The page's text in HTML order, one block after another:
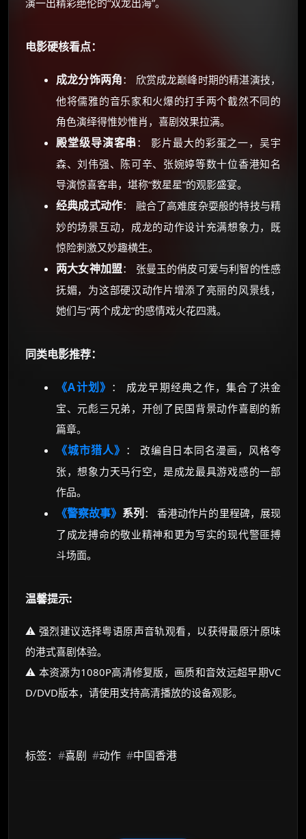
演一出精彩绝伦的“双龙出海”。
电影硬核看点：
成龙分饰两角： 欣赏成龙巅峰时期的精湛演技，
他将儒雅的音乐家和火爆的打手两个截然不同的
角色演绎得惟妙惟肖，喜剧效果拉满。
殿堂级导演客串 ： 影片最大的彩蛋之一，吴宇
森、刘伟强、陈可辛、张婉婷等数十位香港知名
导演惊喜客串，堪称“数星星”的观影盛宴。
经典成式动作： 融合了高难度杂耍般的特技与精
妙的场景互动，成龙的动作设计充满想象力，既
惊险刺激又妙趣横生。
两大女神加盟： 张曼玉的俏皮可爱与利智的性感
抚媚，为这部硬汉动作片增添了亮丽的风景线，
她们与“两个成龙”的感情戏火花四溅。
同类电影推荐：
《A计划》 ： 成龙早期经典之作，集合了洪金
宝、元彪三兄弟，开创了民国背景动作喜剧的新
篇章。
《城市猎人》 ： 改编自日本同名漫画，风格夸
张，想象力天马行空，是成龙最具游戏感的一部
作品。
《警察故事》 系列 ： 香港动作片的里程碑，展现
了成龙搏命的敬业精神和更为写实的现代警匪搏
斗场面。
温馨提示:
⚠️ 强烈建议选择粤语原声音轨观看，以获得最原汁原味
的港式喜剧体验。
⚠️ 本资源为1080P高清修复版，画质和音效远超早期VC
D/DVD版本，请使用支持高清播放的设备观影。
标签： #喜剧 #动作 #中国香港